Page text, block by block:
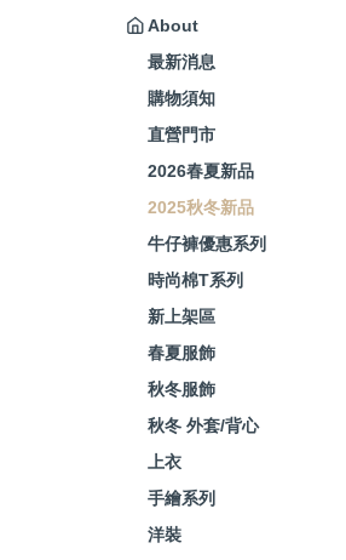
About
最新消息
購物須知
直營門市
2026春夏新品
2025秋冬新品
牛仔褲優惠系列
時尚棉T系列
新上架區
春夏服飾
秋冬服飾
秋冬 外套/背心
上衣
手繪系列
洋裝